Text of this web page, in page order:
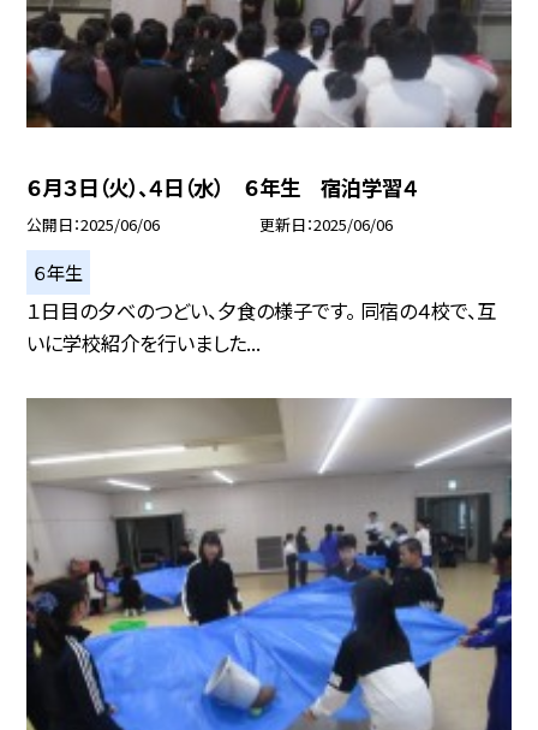
６月３日（火）、４日（水） ６年生 宿泊学習４
公開日 2025/06/06 更新日 2025/06/06
６年生
１日目の夕べのつどい、夕食の様子です。 同宿の４校で、互
いに学校紹介を行いました...